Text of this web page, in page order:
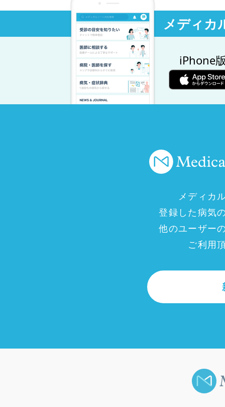
メディカ
iPhone
メディカ
登録した病気
他のユーザー
ご利用